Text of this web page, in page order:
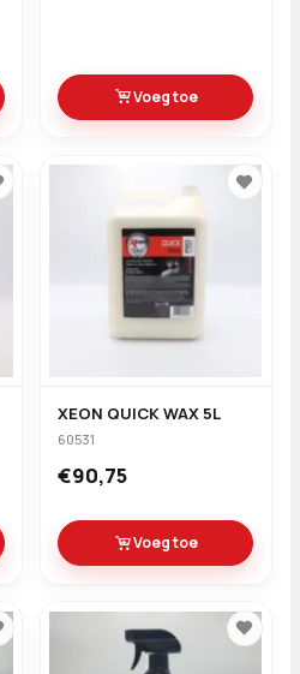
Voeg toe
XEON QUICK WAX 5L
60531
€90,75
Voeg toe